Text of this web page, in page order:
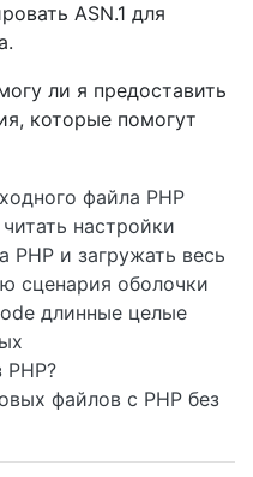
ASN.1 для
ли я предоставить
которые помогут
файла PHP
настройки
PHP и загружать весь
сценария оболочки
длинные целые
PHP?
файлов с PHP без